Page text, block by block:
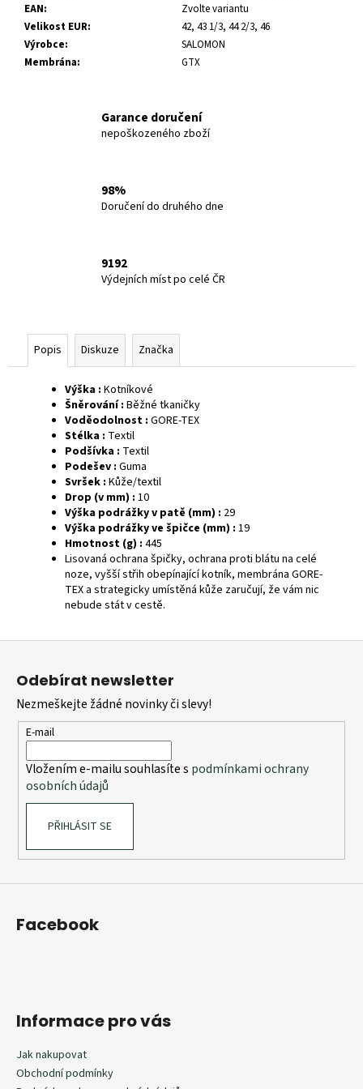
EAN:
Zvolte variantu
Velikost EUR:
42, 43 1/3, 44 2/3, 46
Výrobce:
SALOMON
Membrána: GTX
Garance doručení
nepoškozeného zboží
98%
Doručení do druhého dne
9192
Výdejních míst po celé ČR
Popis Diskuze Značka
Výška : Kotníkové
Šněrování : Běžné tkaničky
Voděodolnost : GORE-TEX
Stélka : Textil
Podšívka : Textil
Podešev : Guma
Svršek : Kůže/textil
Drop (v mm) : 10
Výška podrážky v patě (mm) : 29
Výška podrážky ve špičce (mm) : 19
Hmotnost (g) : 445
Lisovaná ochrana špičky, ochrana proti blátu na celé
noze, vyšší střih obepínající kotník, membrána GORE-
TEX a strategicky umístěná kůže zaručují, že vám nic
nebude stát v cestě.
Z
Odebírat newsletter
Nezmeškejte žádné novinky či slevy!
E-mail
Vložením e-mailu souhlasíte s podmínkami ochrany
osobních údajů
PŘIHLÁSIT SE
Facebook
Informace pro vás
Jak nakupovat
Obchodní podmínky